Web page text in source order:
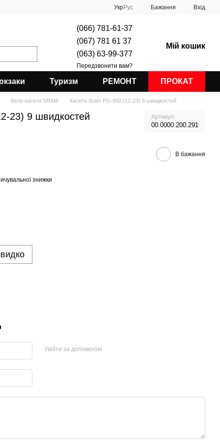
УкрРус Бажання Вхід
(066) 781-61-37
(067) 781 61 37
(063) 63-99-377
Передзвонити вам?
Мій кошик
Туризм РЕМОНТ ПРОКАТ
Вело касети SRAM Касета Sram PG-950 (12-23) 9 швидкостей
23) 9 швидкостей Артикул
00.0000.200.291
В бажання
знижки
Увійти за допомогою